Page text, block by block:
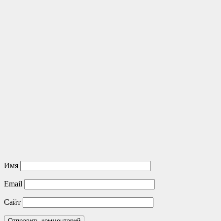
Имя
Email
Сайт